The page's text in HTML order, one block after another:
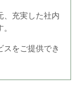
、充実した社内
スをご提供でき